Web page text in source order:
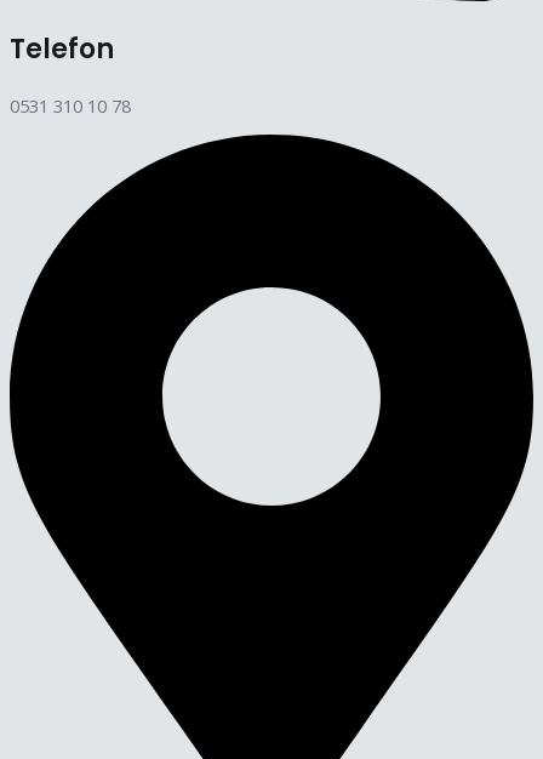
Telefon
0531 310 10 78